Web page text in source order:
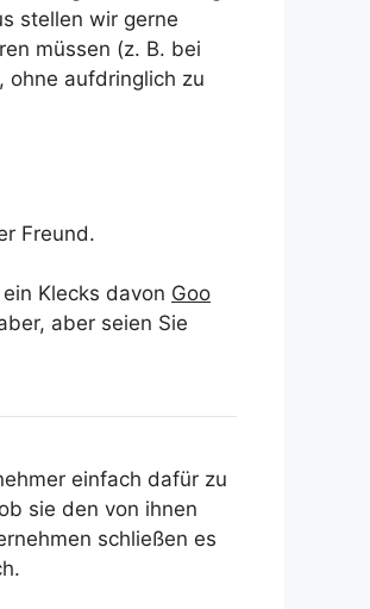
stellen wir gerne
müssen (z. B. bei
ohne aufdringlich zu
Freund.
Klecks davon Goo
aber seien Sie
einfach dafür zu
sie den von ihnen
schließen es